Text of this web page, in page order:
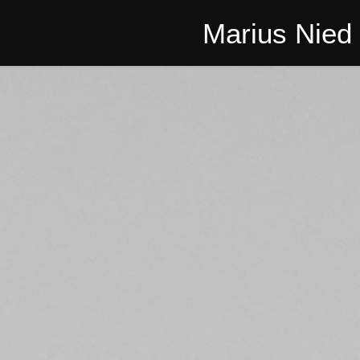
Marius Nied